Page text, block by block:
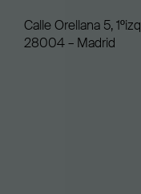
Calle Orellana 5, 1ºizq
28004 – Madrid